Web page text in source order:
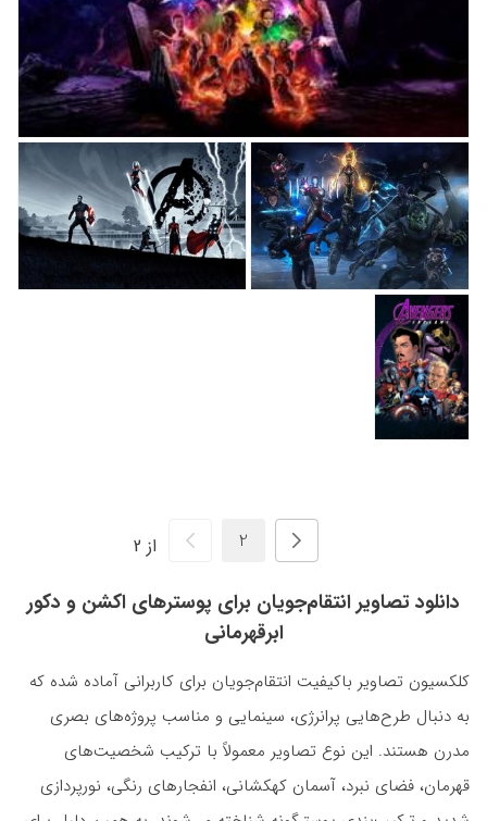
از 2
دانلود تصاویر انتقام‌جویان برای پوسترهای اکشن و دکور
ابرقهرمانی
کلکسیون تصاویر باکیفیت انتقام‌جویان برای کاربرانی آماده شده که
به دنبال طرح‌هایی پرانرژی، سینمایی و مناسب پروژه‌های بصری
مدرن هستند. این نوع تصاویر معمولاً با ترکیب شخصیت‌های
قهرمان، فضای نبرد، آسمان کهکشانی، انفجارهای رنگی، نورپردازی